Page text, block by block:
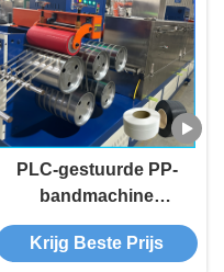
PLC-gestuurde PP-
bandmachine
Volledige productie-
installatie voor PP-
Krijg Beste Prijs